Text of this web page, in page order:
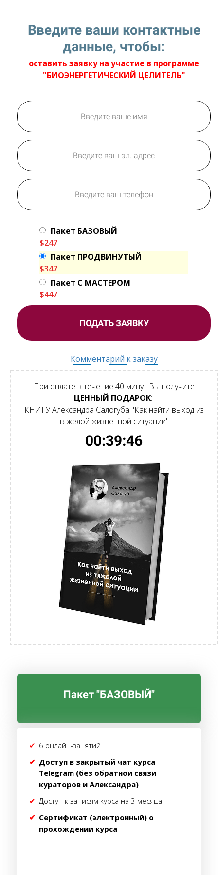
Введите ваши контактные
данные, чтобы:
оставить заявку на участие в программе
"БИОЭНЕРГЕТИЧЕСКИЙ ЦЕЛИТЕЛЬ"
Пакет БАЗОВЫЙ
$247
Пакет ПРОДВИНУТЫЙ
$347
Пакет С МАСТЕРОМ
$447
ПОДАТЬ ЗАЯВКУ
Комментарий к заказу
При оплате в течение 40 минутВы получите
ЦЕННЫЙ ПОДАРОК:
КНИГУ Александра Салогуба "Как найти выход из
тяжелой жизненной ситуации"
00:39:46
Пакет "БАЗОВЫЙ"
6 онлайн-занятий
Доступ в закрытый чат курса
Telegram (без обратной связи
кураторов и Александра)
Доступ к записям курса на 3 месяца
Сертификат (электронный) о
прохождении курса